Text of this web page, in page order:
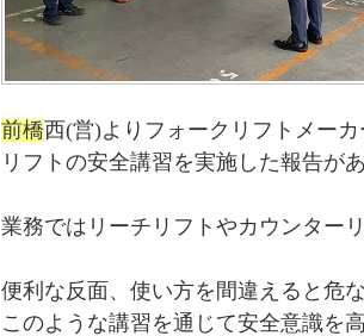
前橋西(営)よりフォークリフトメー
リフトの安全講習を実施した報告が
業務ではリーチリフトやカウンター
便利な反面、使い方を間違えると危
このような講習を通じて安全意識を